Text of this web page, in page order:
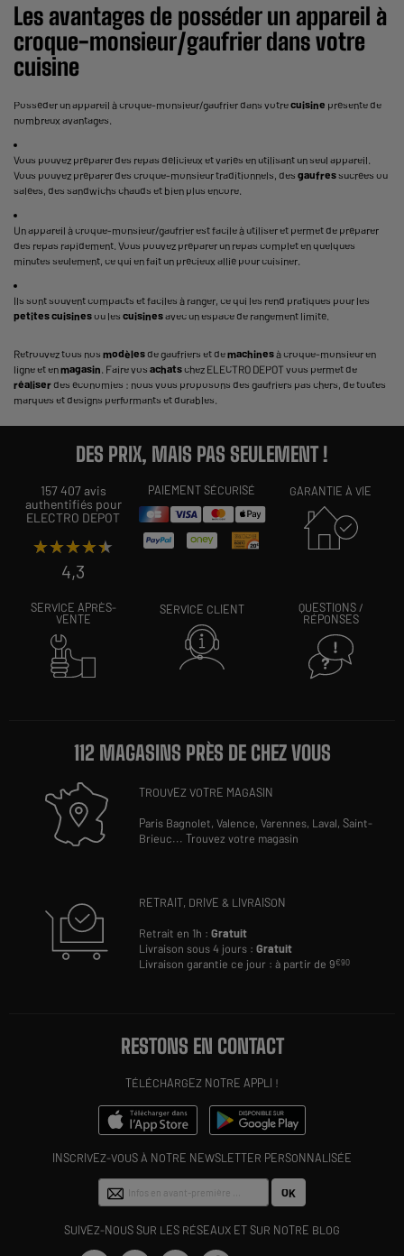
Les avantages de posséder un appareil à
croque-monsieur/gaufrier dans votre
cuisine
Posséder un appareil à croque-monsieur/gaufrier dans votrecuisine présente de
nombreux avantages.
Vous pouvez préparer des repas délicieux et variés en utilisant un seul appareil.
Vous pouvez préparer des croque-monsieur traditionnels, des gaufressucrées ou
salées, des sandwichs chauds et bien plus encore.
Un appareil à croque-monsieur/gaufrier est facile à utiliser et permet de préparer
des repas rapidement. Vous pouvez préparer un repas complet en quelques
minutes seulement, ce qui en fait un précieux allié pour cuisiner.
Ils sont souvent compacts et faciles à ranger, ce qui les rend pratiques pour les
petitescuisinesou les cuisinesavec un espace de rangement limité.
Retrouvez tous nos modèlesde gaufriers et demachinesà croque-monsieur en
ligne et enmagasin. Faire vos achatschez ELECTRO DEPOT vous permet de
réaliserdes économies : nous vous proposons des gaufriers pas chers, de toutes
marques et designs performants et durables.
DES PRIX, MAIS PAS SEULEMENT !
157 407 avis
authentifiés pour
ELECTRO DEPOT
★★★★★
★★★★★
4,3
PAIEMENT SÉCURISÉ GARANTIE À VIE
SERVICE APRÈS-
VENTE
SERVICE CLIENT
QUESTIONS /
RÉPONSES
112 MAGASINS PRÈS DE CHEZ VOUS
TROUVEZ VOTRE MAGASIN
Paris Bagnolet,Valence,Varennes, Laval,Saint-
Brieuc...Trouvez votre magasin
RETRAIT, DRIVE & LIVRAISON
Retrait en 1h :Gratuit
Livraison sous 4 jours :Gratuit
Livraison garantie ce jour : à partir de 9€90
RESTONS EN CONTACT
TÉLÉCHARGEZ NOTRE APPLI !
INSCRIVEZ-VOUS À NOTRE NEWSLETTER PERSONNALISÉE
OK
SUIVEZ-NOUS SUR LES RÉSEAUX ET SUR NOTRE BLOG